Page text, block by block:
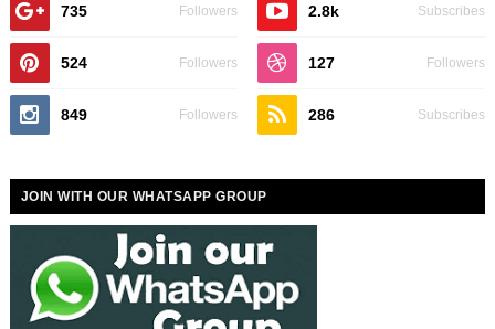
735 Followers 2.8k Subscribes
524 Followers 127 Followers
849 Followers 286 Subscribes
JOIN WITH OUR WHATSAPP GROUP